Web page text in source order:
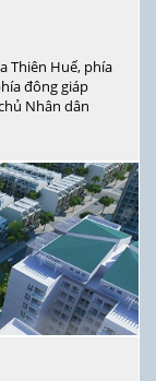
Thiên Huế, phía
đông giáp
Nhân dân